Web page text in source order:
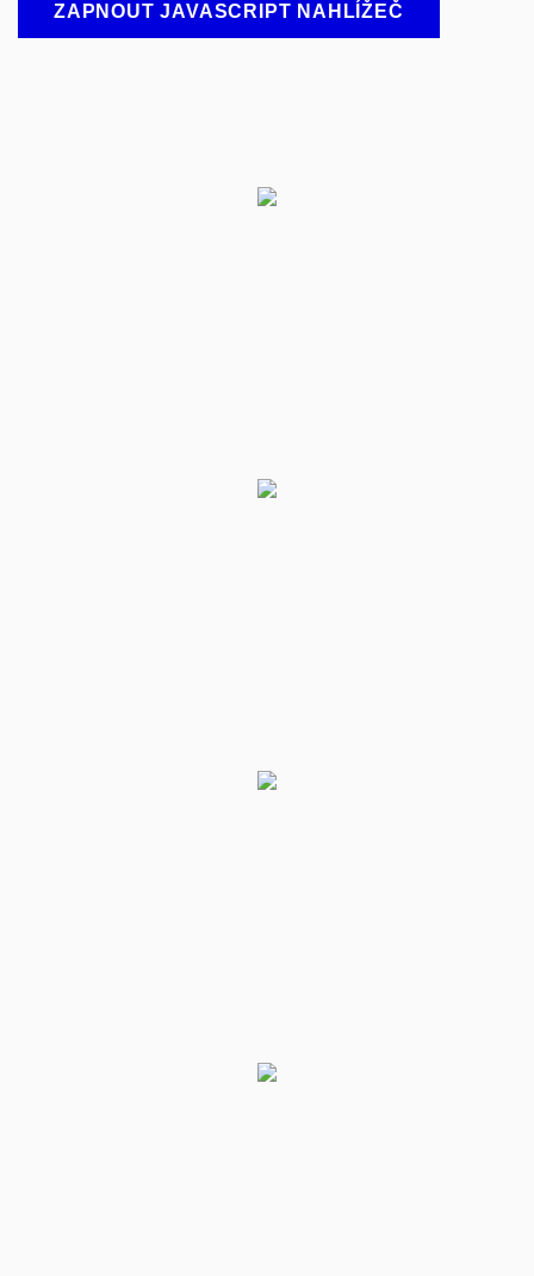
ZAPNOUT JAVASCRIPT NAHLÍŽEČ